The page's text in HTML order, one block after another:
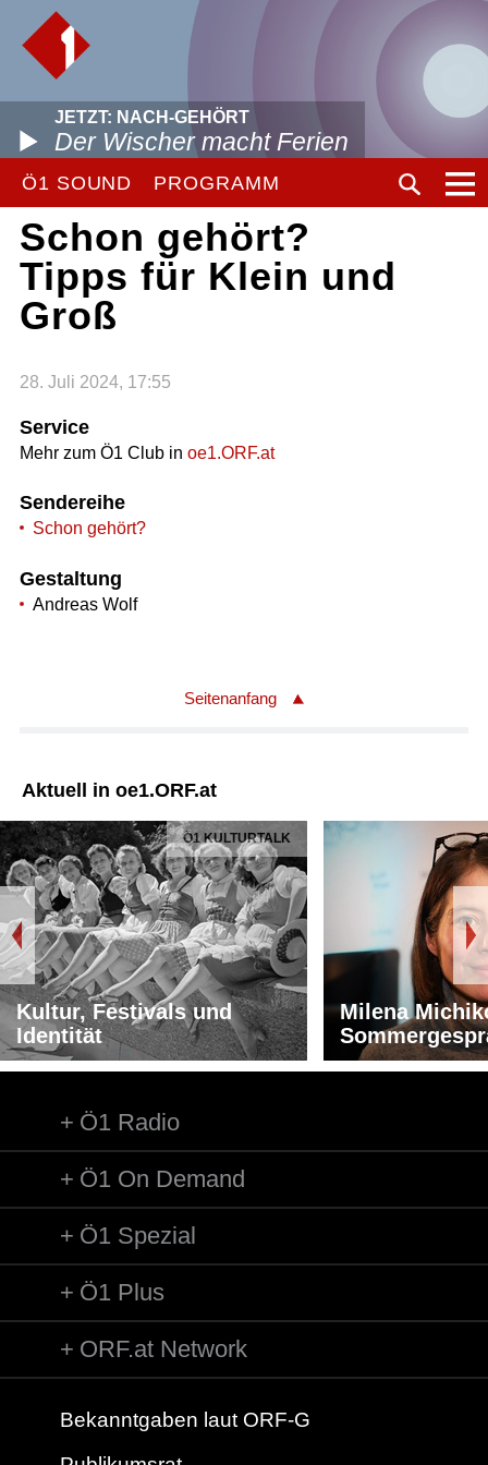
JETZT: NACH-GEHÖRT
Der Wischer macht Ferien
Ö1 SOUND PROGRAMM
Schon gehört?
Tipps für Klein und
Groß
28. Juli 2024, 17:55
Service
Mehr zum Ö1 Club in oe1.ORF.at
Sendereihe
Schon gehört?
Gestaltung
Andreas Wolf
Seitenanfang
Aktuell in oe1.ORF.at
Ö1 KULTURTALK
Kultur, Festivals und
Identität
Milena
Ö1 Radio
Ö1 On Demand
Ö1 Spezial
Ö1 Plus
ORF.at Network
Bekanntgaben laut ORF-G